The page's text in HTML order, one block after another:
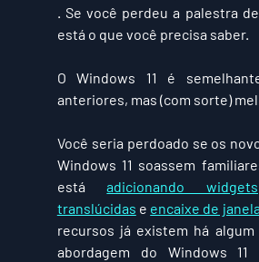
. Se você perdeu a palestra
está o que você precisa saber.
O Windows 11 é
anteriores, mas (com sorte)
Você seria perdoado se os
Windows 11 soassem
está adicionando widgets
translúcidas e encaixe de
recursos já existem há
abordagem do Windows 11